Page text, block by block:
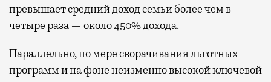
превышает средний доход семьи более чем в
четыре раза — около 450% дохода.
Параллельно, по мере сворачивания льготных
программ и на фоне неизменно высокой ключевой